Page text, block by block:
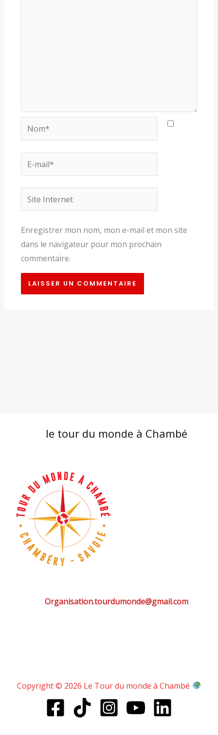
Nom*
mail*
Site
Internet
Enregistrer mon nom, mon e-mail et mon site
dans le navigateur pour mon prochain
commentaire.
le tour du monde à Chambé
Organisation.tourdumonde@gmail.com
Copyright © 2026 Le Tour du monde à Chambé